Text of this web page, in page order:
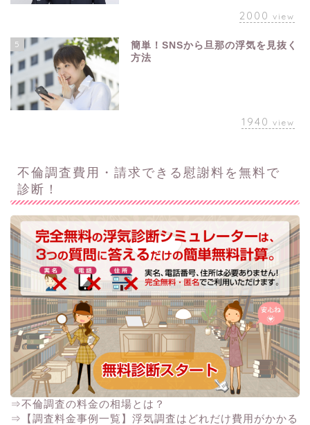
2000 view
5
簡単！SNSから旦那の浮気を見抜く
方法
1940 view
不倫調査費用・請求できる慰謝料を無料で
診断！
⇒不倫調査の料金の相場とは？
⇒【調査料金事例一覧】浮気調査はどれだけ費用がかかる